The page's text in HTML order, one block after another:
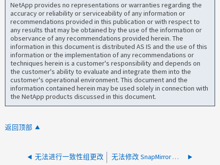
NetApp provides no representations or warranties regarding the
accuracy or reliability or serviceability of any information or
recommendations provided in this publication or with respect to
any results that may be obtained by the use of the information or
observance of any recommendations provided herein. The
information in this document is distributed AS IS and the use of this
information or the implementation of any recommendations or
techniques herein is a customer's responsibility and depends on
the customer's ability to evaluate and integrate them into the
customer's operational environment. This document and the
information contained herein may be used solely in connection with
the NetApp products discussed in this document.
返回顶部
无法进行一致性组更改 无法修改 SnapMirror 策略 " 异步 " 的计划